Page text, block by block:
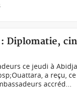
Diplomatie,
ce jeudi à
a reçu,
accréd...